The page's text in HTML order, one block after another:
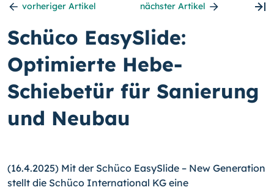
vorheriger Artikel nächster Artikel
Schüco EasySlide:
Optimierte Hebe-
Schiebetür für Sanierung
und Neubau
(16.4.2025) Mit der Schüco EasySlide – New Generation
stellt die Schüco International KG eine